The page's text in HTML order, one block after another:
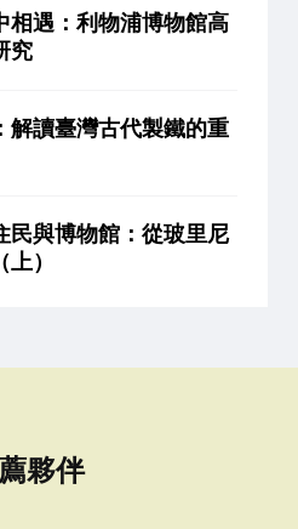
相遇：利物浦博物館高
究
解讀臺灣古代製鐵的重
民與博物館：從玻里尼
）
夥伴